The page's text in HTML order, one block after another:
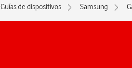
Guías de dispositivos Samsung